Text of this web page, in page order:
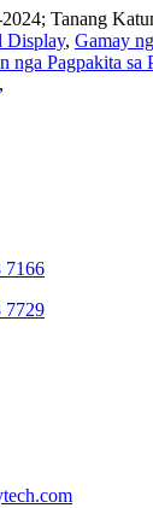
Tanang
Display, Gamay
nga Pagpakita sa
,
7166
7729